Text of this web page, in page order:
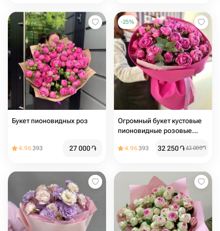
Букет пионовидных роз
4.96393 27 000֏
-25%
Огромный букет кустовые
пионовидные розовые
4.96393 32 250֏43 000֏